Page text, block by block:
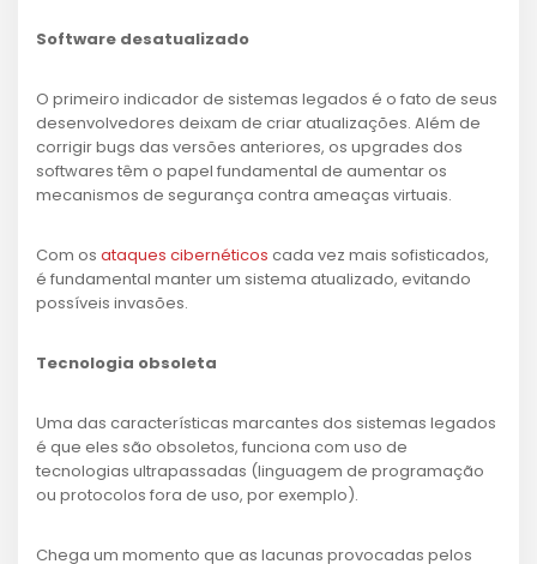
Software desatualizado
O primeiro indicador de sistemas legados é o fato de seus
desenvolvedores deixam de criar atualizações. Além de
corrigir bugs das versões anteriores, os upgrades dos
softwares têm o papel fundamental de aumentar os
mecanismos de segurança contra ameaças virtuais.
Com os ataques cibernéticos cada vez mais sofisticados,
é fundamental manter um sistema atualizado, evitando
possíveis invasões.
Tecnologia obsoleta
Uma das características marcantes dos sistemas legados
é que eles são obsoletos, funciona com uso de
tecnologias ultrapassadas (linguagem de programação
ou protocolos fora de uso, por exemplo).
Chega um momento que as lacunas provocadas pelos